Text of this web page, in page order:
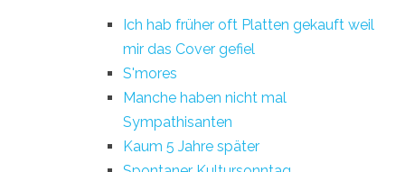
Ich hab früher oft Platten gekauft weil
mir das Cover gefiel
S'mores
Manche haben nicht mal
Sympathisanten
Kaum 5 Jahre später